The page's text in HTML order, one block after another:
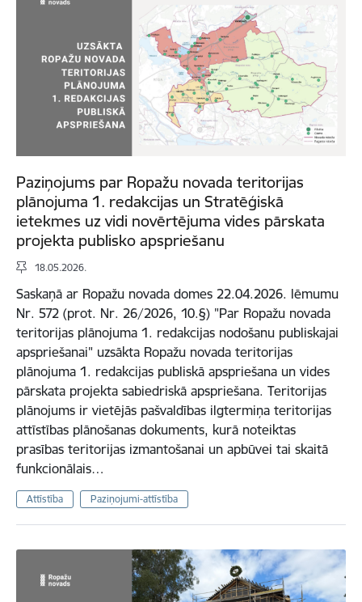
Paziņojums par Ropažu novada teritorijas
plānojuma 1. redakcijas un Stratēģiskā
ietekmes uz vidi novērtējuma vides pārskata
projekta publisko apspriešanu
18.05.2026.
Saskaņā ar Ropažu novada domes 22.04.2026. lēmumu
Nr. 572 (prot. Nr. 26/2026, 10.§) "Par Ropažu novada
teritorijas plānojuma 1. redakcijas nodošanu publiskajai
apspriešanai" uzsākta Ropažu novada teritorijas
plānojuma 1. redakcijas publiskā apspriešana un vides
pārskata projekta sabiedriskā apspriešana. Teritorijas
plānojums ir vietējās pašvaldības ilgtermiņa teritorijas
attīstības plānošanas dokuments, kurā noteiktas
prasības teritorijas izmantošanai un apbūvei tai skaitā
funkcionālais…
Attīstība Paziņojumi-attīstība